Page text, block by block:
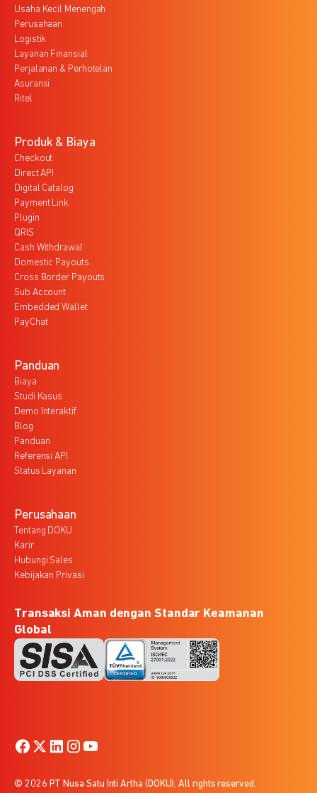
Usaha Kecil Menengah
Perusahaan
Logistik
Layanan Finansial
Perjalanan & Perhotelan
Asuransi
Ritel
Produk & Biaya
Checkout
Direct API
Digital Catalog
Payment Link
Plugin
QRIS
Cash Withdrawal
Domestic Payouts
Cross Border Payouts
Sub Account
Embedded Wallet
PayChat
Panduan
Biaya
Studi Kasus
Demo Interaktif
Blog
Panduan
Referensi API
Status Layanan
Perusahaan
Tentang DOKU
Karir
Hubungi Sales
Kebijakan Privasi
Transaksi Aman dengan Standar Keamanan
Global
© 2026 PT Nusa Satu Inti Artha (DOKU). All rights reserved.